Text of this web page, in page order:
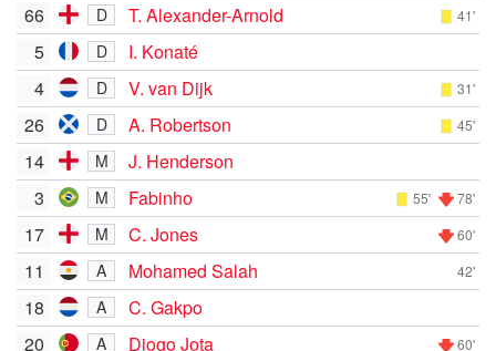
66
D T. Alexander-Arnold 41'
5 D
I. Konaté
4
D V. van Dijk 31'
26 D A. Robertson 45'
14 M
J. Henderson
3
M Fabinho 55' 78'
17 M C. Jones 60'
11 A Mohamed Salah 42'
18 A
C. Gakpo
20
A Diogo Jota 60'